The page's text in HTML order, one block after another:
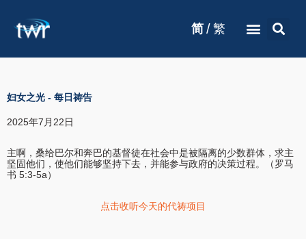
简 / 繁
妇女之光 - 每日祷告
2025年7月22日
主啊，桑给巴尔和奔巴的基督徒在社会中是被隔离的少数群体，求主
坚固他们，使他们能够坚持下去，并能参与政府的决策过程。（罗马
书 5:3-5a）
点击收听今天的代祷项目